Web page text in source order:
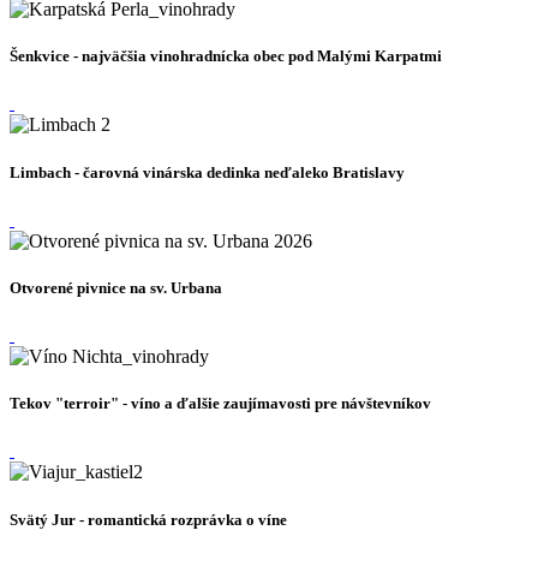
Šenkvice - najväčšia vinohradnícka obec pod Malými Karpatmi
Limbach - čarovná vinárska dedinka neďaleko Bratislavy
Otvorené pivnice na sv. Urbana
Tekov "terroir" - víno a ďalšie zaujímavosti pre návštevníkov
Svätý Jur - romantická rozprávka o víne